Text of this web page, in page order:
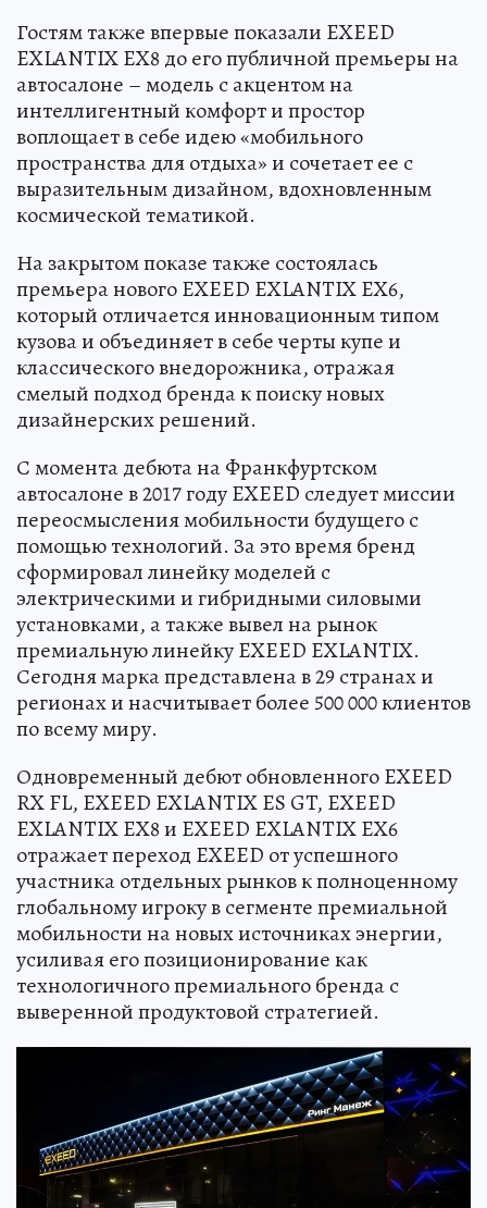
Гостям также впервые показали EXEED
EXLANTIX EX8 до его публичной премьеры на
автосалоне – модель с акцентом на
интеллигентный комфорт и простор
воплощает в себе идею «мобильного
пространства для отдыха» и сочетает ее с
выразительным дизайном, вдохновленным
космической тематикой.
На закрытом показе также состоялась
премьера нового EXEED EXLANTIX EX6,
который отличается инновационным типом
кузова и объединяет в себе черты купе и
классического внедорожника, отражая
смелый подход бренда к поиску новых
дизайнерских решений.
С момента дебюта на Франкфуртском
автосалоне в 2017 году EXEED следует миссии
переосмысления мобильности будущего с
помощью технологий. За это время бренд
сформировал линейку моделей с
электрическими и гибридными силовыми
установками, а также вывел на рынок
премиальную линейку EXEED EXLANTIX.
Сегодня марка представлена в 29 странах и
регионах и насчитывает более 500 000 клиентов
по всему миру.
Одновременный дебют обновленного EXEED
RX FL, EXEED EXLANTIX ES GT, EXEED
EXLANTIX EX8 и EXEED EXLANTIX EX6
отражает переход EXEED от успешного
участника отдельных рынков к полноценному
глобальному игроку в сегменте премиальной
мобильности на новых источниках энергии,
усиливая его позиционирование как
технологичного премиального бренда с
выверенной продуктовой стратегией.